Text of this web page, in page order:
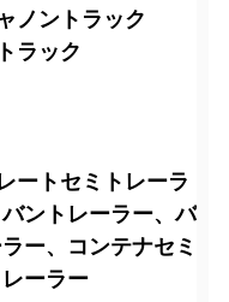
ノントラック
ラック
ートセミトレーラ
ントレーラー、バ
ー、コンテナセミ
ーラー